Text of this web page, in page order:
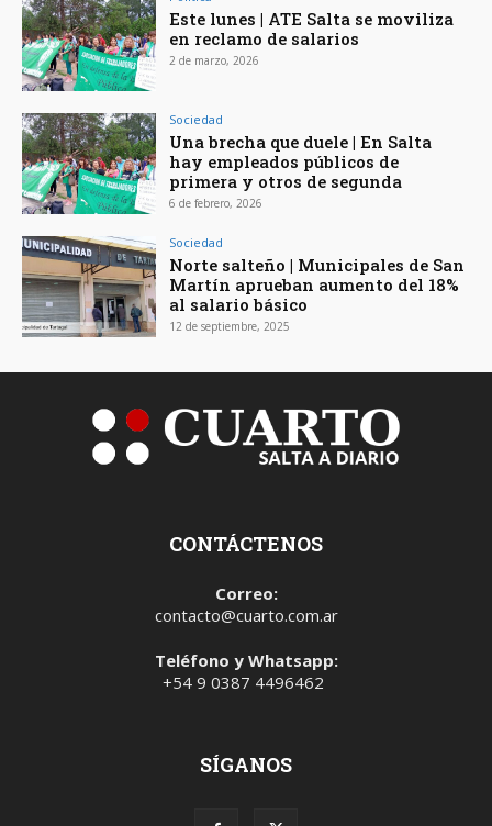
Este lunes | ATE Salta se moviliza
en reclamo de salarios
2 de marzo, 2026
Sociedad
Una brecha que duele | En Salta
hay empleados públicos de
primera y otros de segunda
6 de febrero, 2026
Sociedad
Norte salteño | Municipales de San
Martín aprueban aumento del 18%
al salario básico
12 de septiembre, 2025
CONTÁCTENOS
Correo:
contacto@cuarto.com.ar
Teléfono y Whatsapp:
+54 9 0387 4496462
SÍGANOS